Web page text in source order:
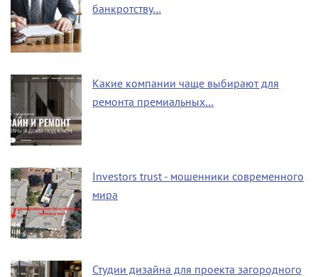
банкротству…
Какие компании чаще выбирают для
ремонта премиальных…
Investors trust - мошенники современного
мира
Студии дизайна для проекта загородного